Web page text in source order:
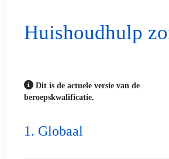
Huishoudhulp
Dit is de actuele versie van de
beroepskwalificatie.
Globaal